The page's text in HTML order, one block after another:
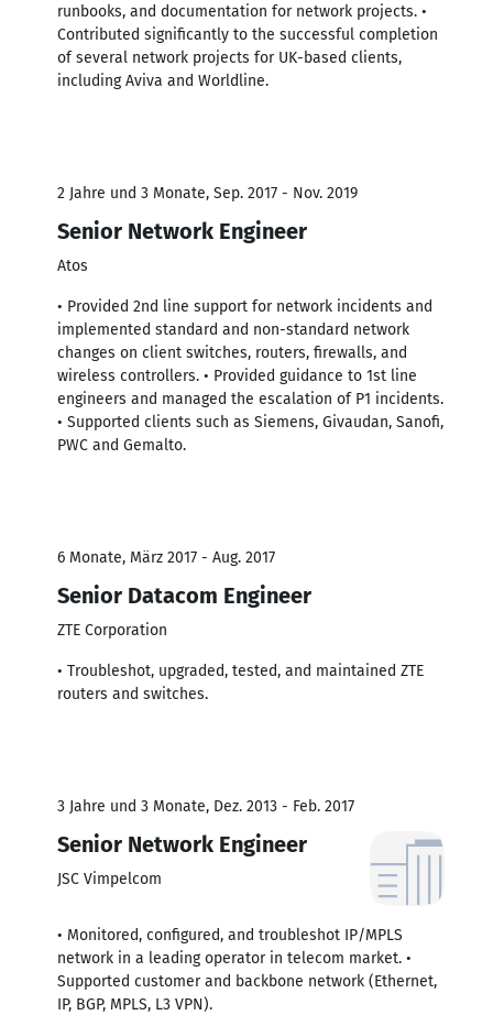
runbooks, and documentation for network projects. •
Contributed significantly to the successful completion
of several network projects for UK-based clients,
including Aviva and Worldline.
2 Jahre und 3 Monate, Sep. 2017 - Nov. 2019
Senior Network Engineer
Atos
• Provided 2nd line support for network incidents and
implemented standard and non-standard network
changes on client switches, routers, firewalls, and
wireless controllers. • Provided guidance to 1st line
engineers and managed the escalation of P1 incidents.
• Supported clients such as Siemens, Givaudan, Sanofi,
PWC and Gemalto.
6 Monate, März 2017 - Aug. 2017
Senior Datacom Engineer
ZTE Corporation
• Troubleshot, upgraded, tested, and maintained ZTE
routers and switches.
3 Jahre und 3 Monate, Dez. 2013 - Feb. 2017
Senior Network Engineer
JSC Vimpelcom
• Monitored, configured, and troubleshot IP/MPLS
network in a leading operator in telecom market. •
Supported customer and backbone network (Ethernet,
IP, BGP, MPLS, L3 VPN).